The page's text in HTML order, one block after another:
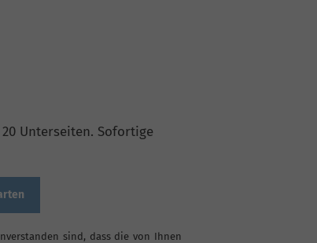
Unterseiten. Sofortige
sind, dass die von Ihnen